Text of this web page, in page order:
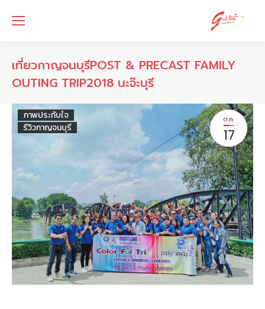
เที่ยวกาญจนบุรีPOST & PRECAST FAMILY
OUTING TRIP2018 นะจ๊ะบุรี
ต.ค.
17
ภาพประทับใจ
รีวิวกาญจนบุรี